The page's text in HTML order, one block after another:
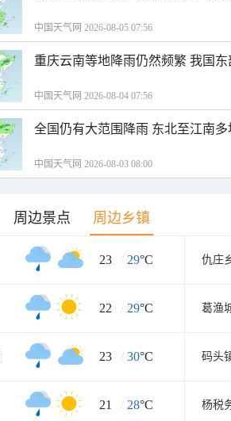
中国天气网 2026-08-05 07:56
重庆云南等地降雨仍然频繁 我国
中国天气网 2026-08-04 07:56
全国仍有大范围降雨 东北至江南
中国天气网 2026-08-03 08:00
周边景点 周边乡镇
23 / 29°C 仇庄
22 / 29°C 葛渔
23 / 30°C 码头
21 / 28°C 杨税